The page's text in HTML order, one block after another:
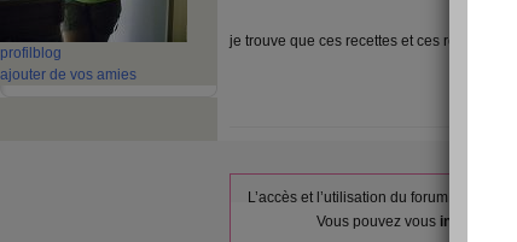
profil blog
ajouter de vos amies
je trouve que ces recettes et ces repas sont
L’accès et l’utilisation du forum sont
Vous pouvez vous inscrire